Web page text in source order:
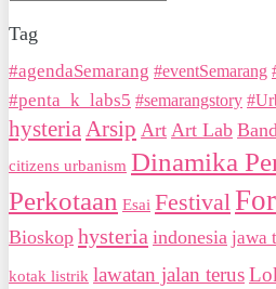
Tag
#agendaSemarang #eventSemarang
#penta_k_labs5 #semarangstory
hysteria Arsip Art Art Lab
citizens urbanism Dinamika
Perkotaan Esai Festival
Bioskop hysteria indonesia jawa
kotak listrik lawatan jalan terus